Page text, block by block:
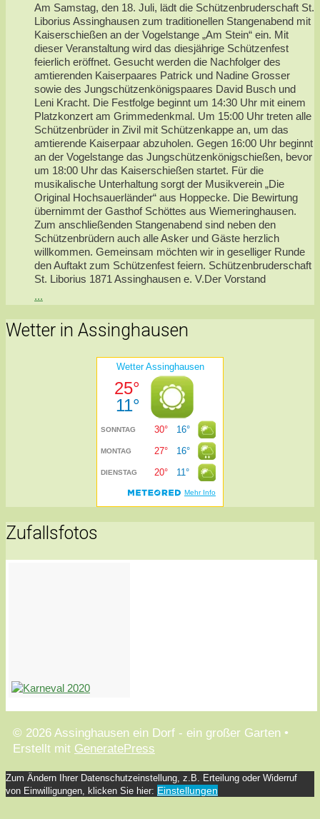
Am Samstag, den 18. Juli, lädt die Schützenbruderschaft St.
Liborius Assinghausen zum traditionellen Stangenabend mit
Kaiserschießen an der Vogelstange „Am Stein“ ein. Mit
dieser Veranstaltung wird das diesjährige Schützenfest
feierlich eröffnet. Gesucht werden die Nachfolger des
amtierenden Kaiserpaares Patrick und Nadine Grosser
sowie des Jungschützenkönigspaares David Busch und
Leni Kracht. Die Festfolge beginnt um 14:30 Uhr mit einem
Platzkonzert am Grimmedenkmal. Um 15:00 Uhr treten alle
Schützenbrüder in Zivil mit Schützenkappe an, um das
amtierende Kaiserpaar abzuholen. Gegen 16:00 Uhr beginnt
an der Vogelstange das Jungschützenkönigschießen, bevor
um 18:00 Uhr das Kaiserschießen startet. Für die
musikalische Unterhaltung sorgt der Musikverein „Die
Original Hochsauerländer“ aus Hoppecke. Die Bewirtung
übernimmt der Gasthof Schöttes aus Wiemeringhausen.
Zum anschließenden Stangenabend sind neben den
Schützenbrüdern auch alle Asker und Gäste herzlich
willkommen. Gemeinsam möchten wir in geselliger Runde
den Auftakt zum Schützenfest feiern. Schützenbruderschaft
St. Liborius 1871 Assinghausen e. V.Der Vorstand
...
Wetter in Assinghausen
Zufallsfotos
© 2026 Assinghausen ein Dorf - ein großer Garten •
Erstellt mit GeneratePress
Zum Ändern Ihrer Datenschutzeinstellung, z.B. Erteilung oder Widerruf
von Einwilligungen, klicken Sie hier: Einstellungen